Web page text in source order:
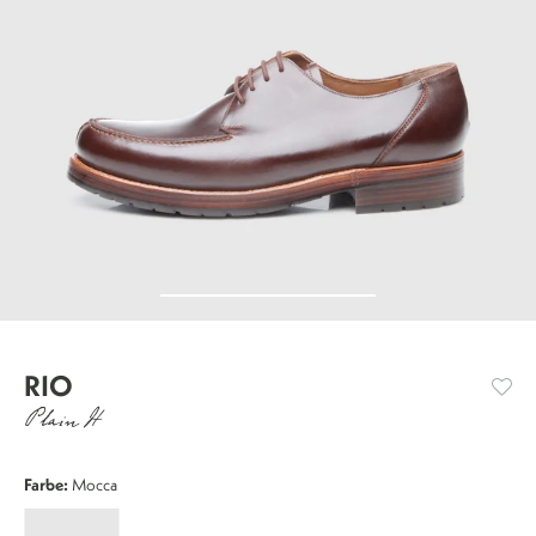
RIO
Plain H
Farbe: Mocca